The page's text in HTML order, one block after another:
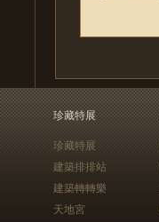
珍藏特展
珍藏特展
建築排排站
建築轉轉樂
天地宮